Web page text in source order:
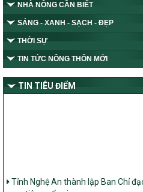
NHÀ NÔNG CẦN BIẾT
SÁNG - XANH - SẠCH - ĐẸP
THỜI SỰ
TIN TỨC NÔNG THÔN MỚI
TIN TIÊU ĐIỂM
mục tiêu quốc gia